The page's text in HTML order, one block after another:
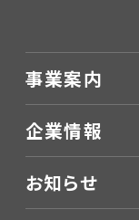
事業案内
企業情報
お知らせ